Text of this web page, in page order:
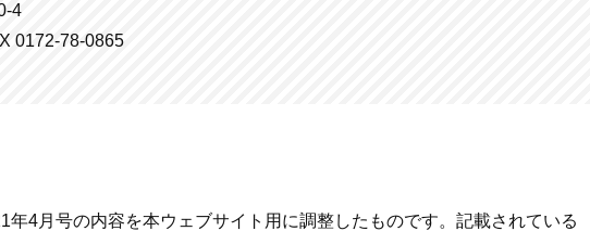
4
0172-78-0865
年4月号の内容を本ウェブサイト用に調整したものです。記載されている